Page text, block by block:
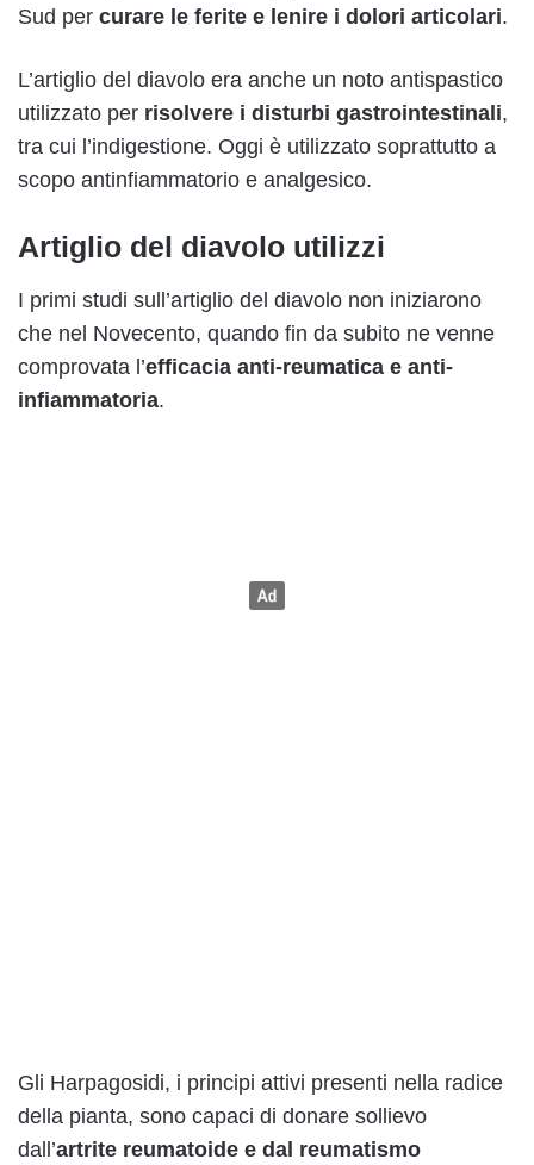
Sud per curare le ferite e lenire i dolori articolari.
L’artiglio del diavolo era anche un noto antispastico
utilizzato per risolvere i disturbi gastrointestinali,
tra cui l’indigestione. Oggi è utilizzato soprattutto a
scopo antinfiammatorio e analgesico.
Artiglio del diavolo utilizzi
I primi studi sull’artiglio del diavolo non iniziarono
che nel Novecento, quando fin da subito ne venne
comprovata l’efficacia anti-reumatica e anti-
infiammatoria.
Gli Harpagosidi, i principi attivi presenti nella radice
della pianta, sono capaci di donare sollievo
dall’artrite reumatoide e dal reumatismo